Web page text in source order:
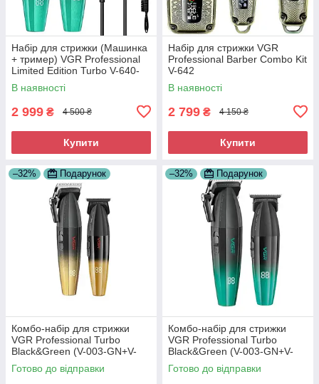
Набір для стрижки (Машинка
+ тример) VGR Professional
Limited Edition Turbo V-640-
S2 Green
В наявності
2 999 ₴ 4 500 ₴
Купити
Набір для стрижки VGR
Professional Barber Combo Kit
V-642
В наявності
2 799 ₴ 4 150 ₴
Купити
–32% Подарунок
Комбо-набір для стрижки
VGR Professional Turbo
Black&Green (V-003-GN+V-
906-GN)
Готово до відправки
–32% Подарунок
Комбо-набір для стрижки
VGR Professional Turbo
Black&Green (V-003-GN+V-
906-GN)
Готово до відправки